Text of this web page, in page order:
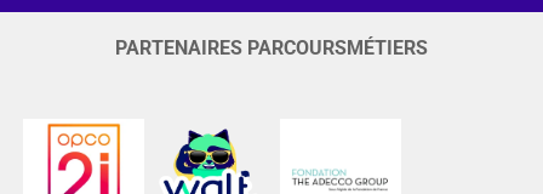
PARTENAIRES PARCOURSMÉTIERS